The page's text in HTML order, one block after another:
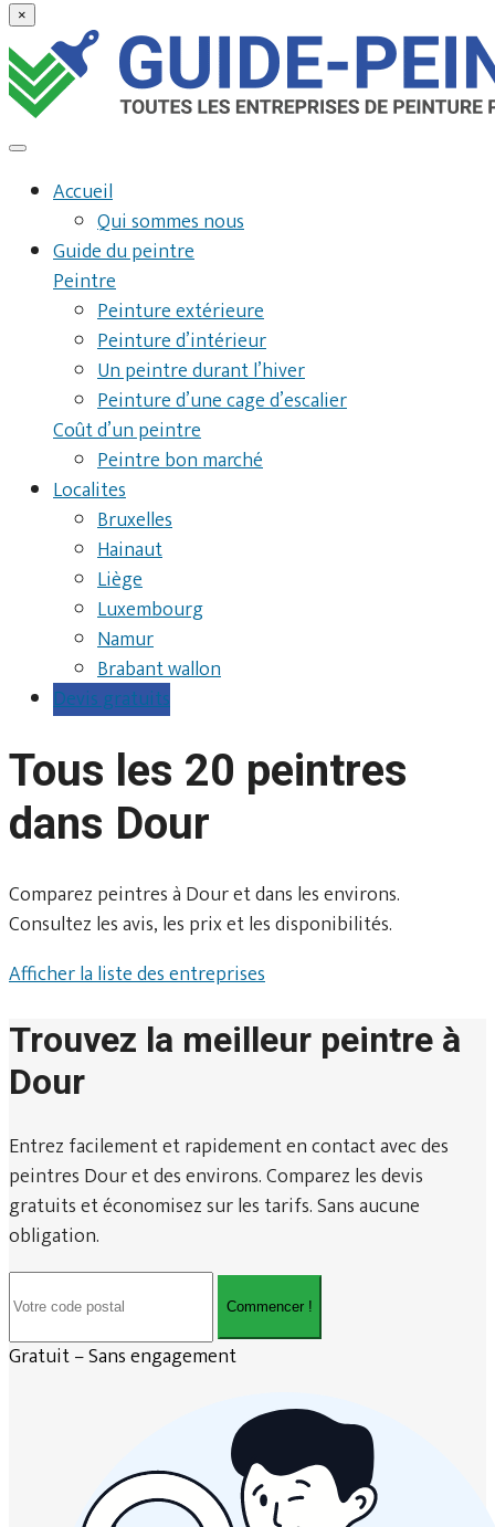
×
Accueil
Qui sommes nous
Guide du peintre
Peintre
Peinture extérieure
Peinture d’intérieur
Un peintre durant l’hiver
Peinture d’une cage d’escalier
Coût d’un peintre
Peintre bon marché
Localites
Bruxelles
Hainaut
Liège
Luxembourg
Namur
Brabant wallon
Devis gratuits
Tous les 20 peintres
dans Dour
Comparez peintres à Dour et dans les environs.
Consultez les avis, les prix et les disponibilités.
Afficher la liste des entreprises
Trouvez la meilleur peintre à
Dour
Entrez facilement et rapidement en contact avec des
peintres Dour et des environs. Comparez les devis
gratuits et économisez sur les tarifs. Sans aucune
obligation.
Commencer !
Gratuit – Sans engagement